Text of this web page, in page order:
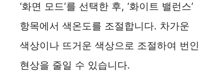
‘화면 모드’를 선택한 후, ‘화이트 밸런스’
항목에서 색온도를 조절합니다. 차가운
색상이나 뜨거운 색상으로 조절하여 번인
현상을 줄일 수 있습니다.